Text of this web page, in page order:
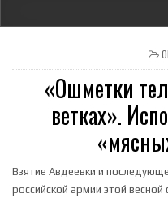
«Ошметки
ветках».
Взятие Авдеевки и
российской армии этой